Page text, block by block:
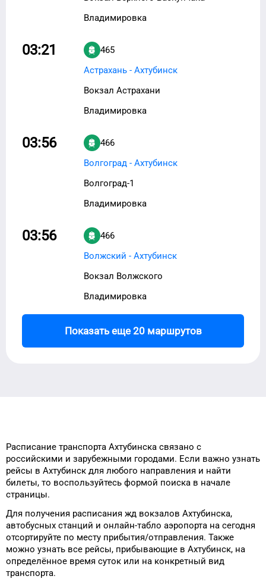
Владимировка
03:21
465
Астрахань - Ахтубинск
Вокзал Астрахани
Владимировка
03:56
466
Волгоград - Ахтубинск
Волгоград-1
Владимировка
03:56
466
Волжский - Ахтубинск
Вокзал Волжского
Владимировка
Показать еще 20 маршрутов
Расписание транспорта Ахтубинска связано с
российскими и зарубежными городами. Если важно узнать
рейсы в Ахтубинск для любого направления и найти
билеты, то воспользуйтесь формой поиска в начале
страницы.
Для получения расписания жд вокзалов Ахтубинска,
автобусных станций и онлайн-табло аэропорта на сегодня
отсортируйте по месту прибытия/отправления. Также
можно узнать все рейсы, прибывающие в Ахтубинск, на
определённое время суток или на конкретный вид
транспорта.